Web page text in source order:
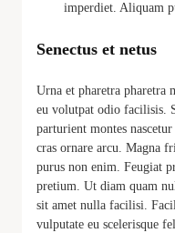
imperdiet. Aliquam
Senectus et netus
Urna et pharetra pharetra
eu volutpat odio facilisis.
parturient montes
cras ornare arcu. Magna
purus non enim. Feugiat
pretium. Ut diam quam
sit amet nulla facilisi.
vulputate eu scelerisque